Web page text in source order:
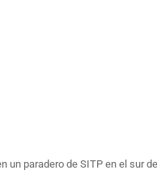
un paradero de SITP en el sur